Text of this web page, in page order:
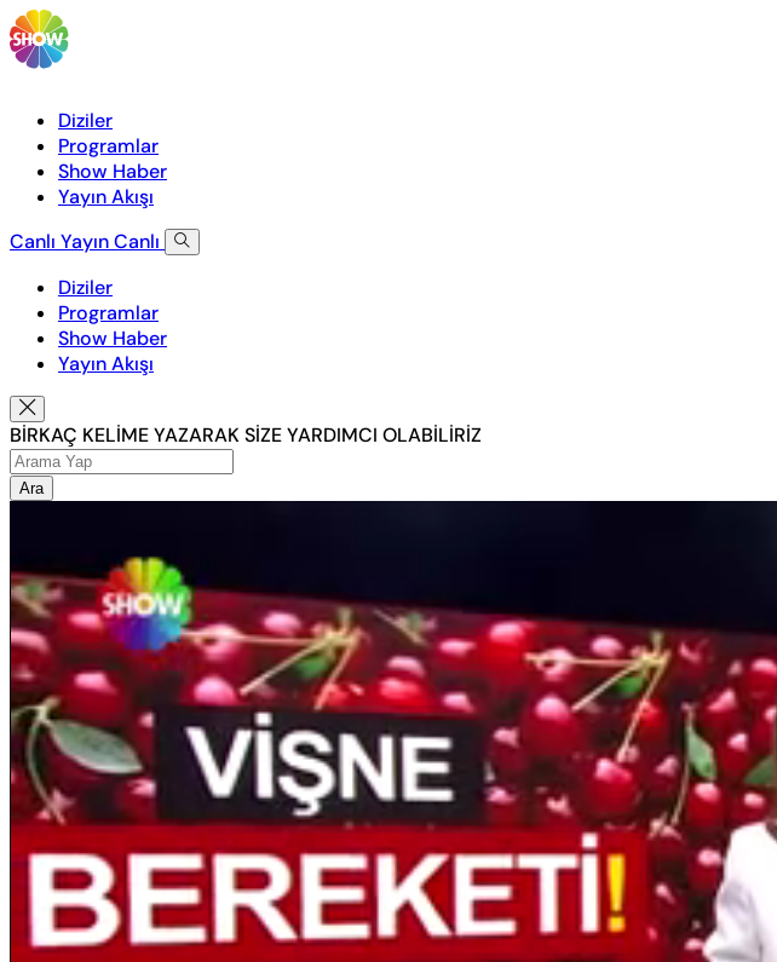
Diziler
Programlar
Show Haber
Yayın Akışı
Canlı YayınCanlı
Diziler
Programlar
Show Haber
Yayın Akışı
BİRKAÇ KELİME YAZARAK SİZE YARDIMCI OLABİLİRİZ
Ara